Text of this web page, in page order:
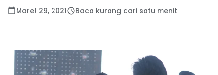
Maret 29, 2021 Baca kurang dari satu menit